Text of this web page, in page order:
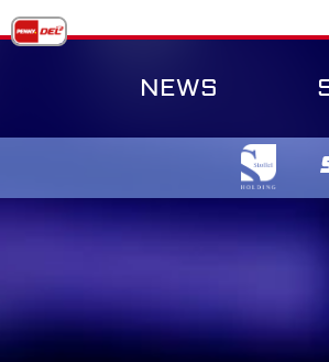
Skip
to
NEWS